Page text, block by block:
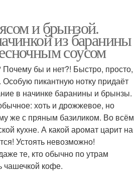
и брынзой.
из баранины
соусом
Почему бы и нет?! Быстро, просто,
Особую пикантную нотку придаёт
в начинке баранины и брынзы.
хоть и дрожжевое, но
же с пряным базиликом. Во всём
кухне. А какой аромат царит на
Устоять невозможно!
те, кто обычно по утрам
чашечкой кофе.